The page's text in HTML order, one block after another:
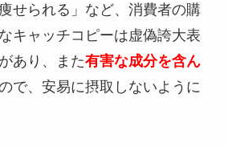
せられる」など、消費者の購
キャッチコピーは虚偽誇大表
あり、また有害な成分を含ん
で、安易に摂取しないように